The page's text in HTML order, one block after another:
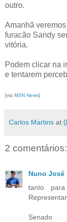
outro.
Amanhã
furacão Sandy
vitória.
Podem clicar na
e tentarem
[via MSN News]
Carlos Martins at
2 comentários:
Nuno José
tanto
Senado